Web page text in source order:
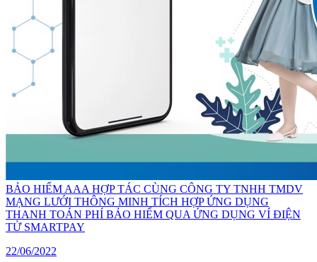
BẢO HIỂM AAA HỢP TÁC CÙNG CÔNG TY TNHH TMDV
MẠNG LƯỚI THÔNG MINH TÍCH HỢP ỨNG DỤNG
THANH TOÁN PHÍ BẢO HIỂM QUA ỨNG DỤNG VÍ ĐIỆN
TỬ SMARTPAY
22/06/2022